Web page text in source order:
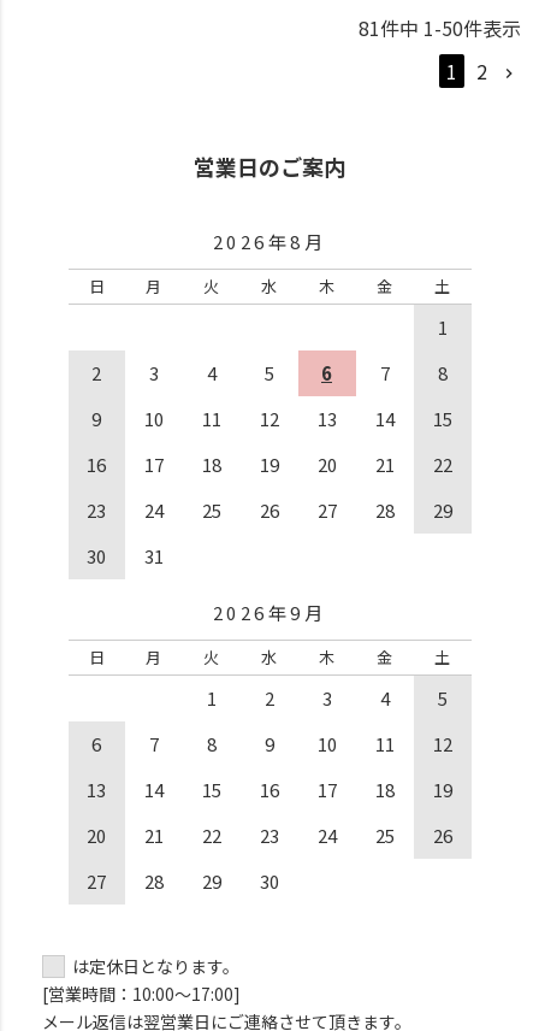
81件中 1-50件表示
1
2
営業日のご案内
2026年8月
日 月 火 水 木 金 土
1
2
3 4 5 6 7
8
9
10 11 12 13 14
15
16
17 18 19 20 21
22
23
24 25 26 27 28
29
30
31
2026年9月
日 月 火 水 木 金 土
1 2 3 4
5
6
7 8 9 10 11
12
13
14 15 16 17 18
19
20
21 22 23 24 25
26
27
28 29 30
は定休日となります。
[営業時間：10:00～17:00]
メール返信は翌営業日にご連絡させて頂きます。